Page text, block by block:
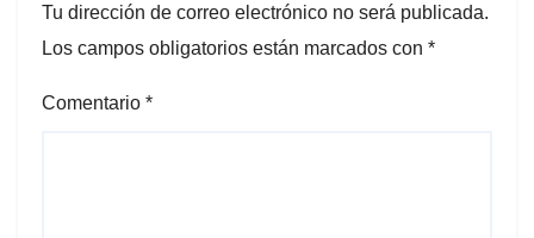
Tu dirección de correo electrónico no será publicada.
Los campos obligatorios están marcados con *
Comentario *